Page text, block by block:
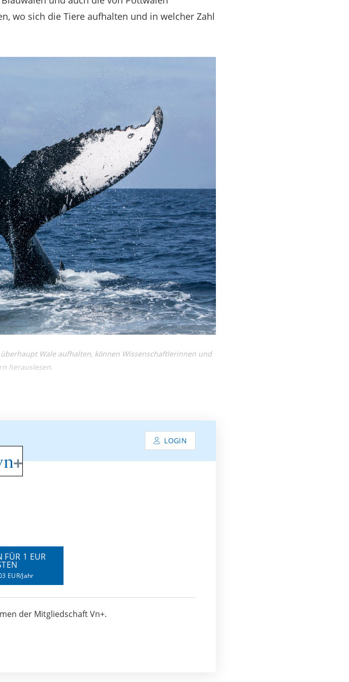
wo sich die Tiere aufhalten und in welcher Zahl
Wale aufhalten, können Wissenschaftlerinnen und
herauslesen.
LOGIN
FÜR 1 EUR
EUR/Jahr
der Mitgliedschaft Vn+.